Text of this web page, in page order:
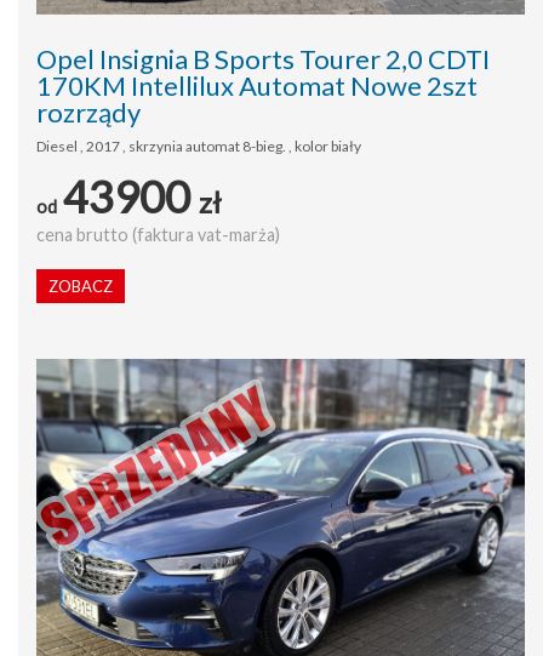
Opel Insignia B Sports Tourer 2,0 CDTI
170KM Intellilux Automat Nowe 2szt
rozrządy
Diesel , 2017 , skrzynia automat 8-bieg. , kolor biały
od 43900 zł
cena brutto (faktura vat-marża)
ZOBACZ